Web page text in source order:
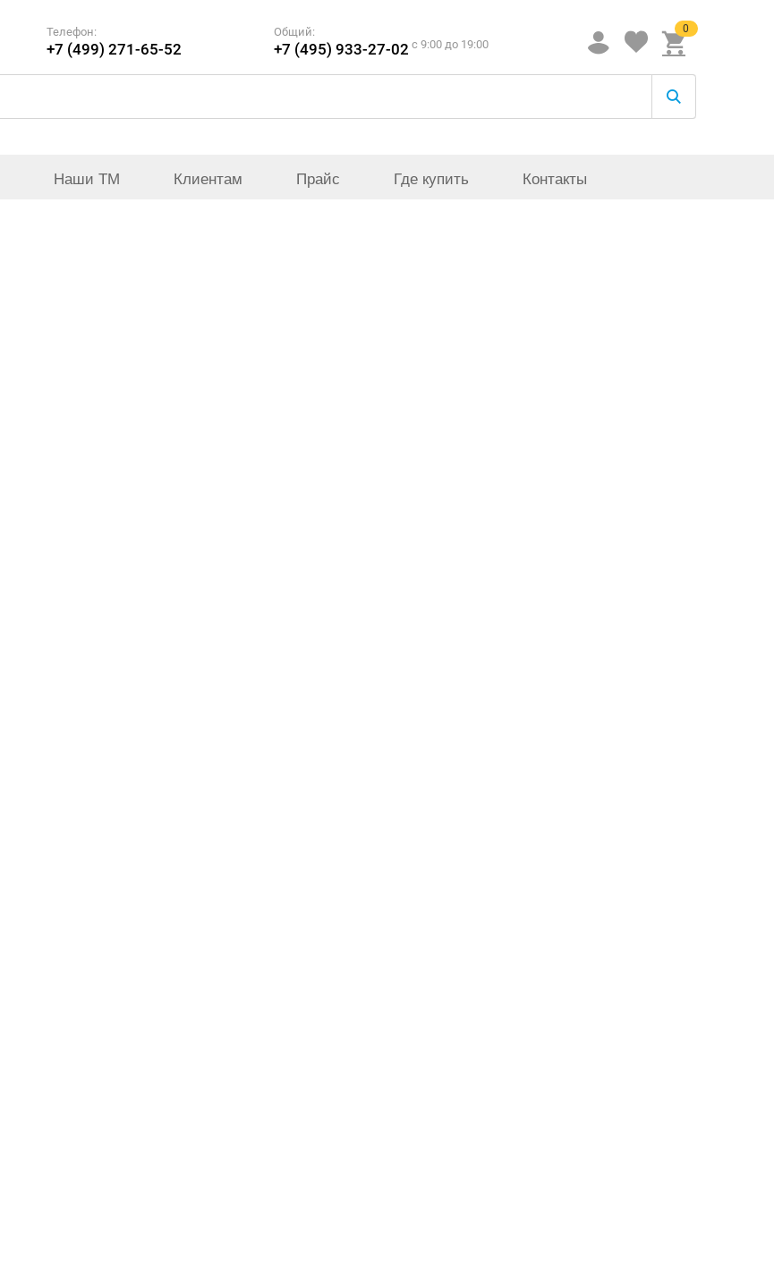
Телефон:
+7 (499) 271-65-52
Общий:
+7 (495) 933-27-02 c 9:00 до 19:00
0
Наши ТМ Клиентам Прайс Где купить Контакты